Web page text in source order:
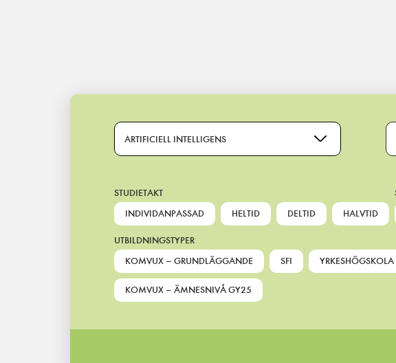
Main Navigation
ARTIFICIELL INTELLIGENS
STUDIETAKT
INDIVIDANPASSAD
HELTID DELTID HALVTID
UTBILDNINGSTYPER
KOMVUX – GRUNDLÄGGANDE
SFI YRKESHÖGSKOLA
KOMVUX – ÄMNESNIVÅ GY25